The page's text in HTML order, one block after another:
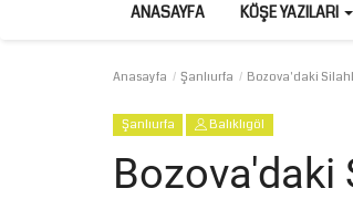
ANASAYFA KÖŞE YAZILARI
Anasayfa Şanlıurfa Bozova'daki
Şanlıurfa Balıklıgöl
Bozova'daki